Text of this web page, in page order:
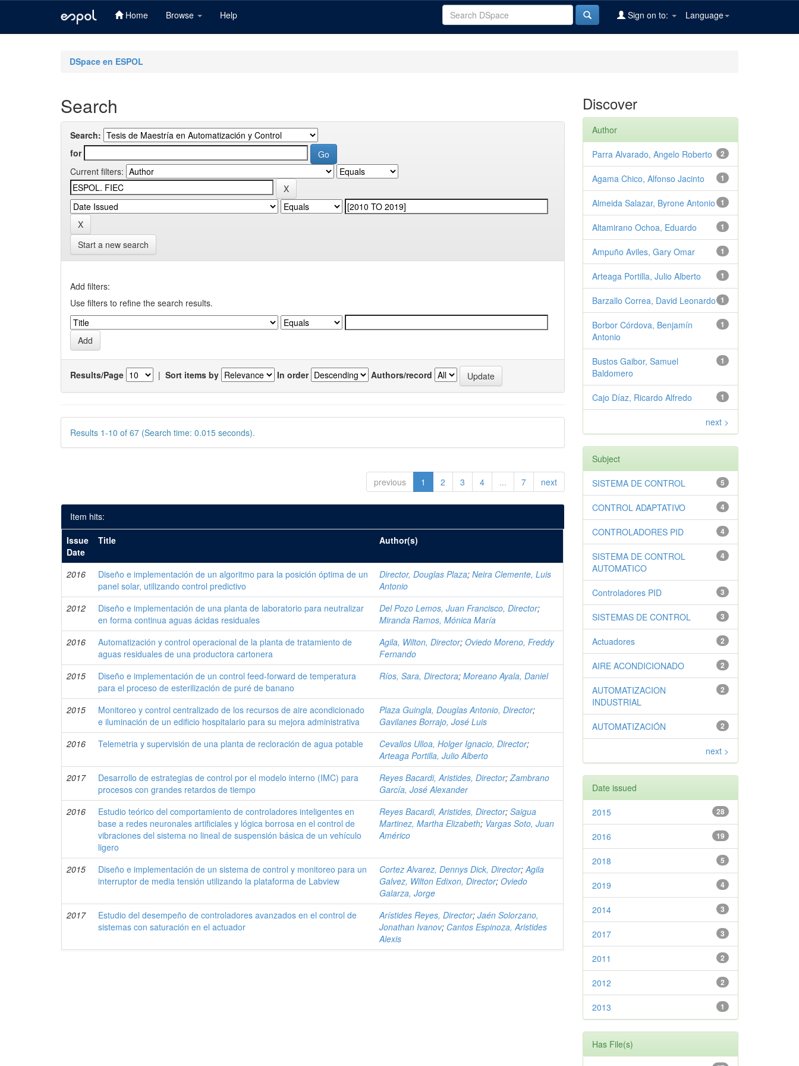
Home Browse Help Language
Sign on to:
DSpace en ESPOL
Search
Search:
for
Current filters:
Start a new search
Add filters:
Use filters to refine the search results.
Results/Page | Sort items by In order Authors/record
Results 1-10 of 67 (Search time: 0.015 seconds).
previous 1 2 3 4 ... 7 next
Item hits:
Issue
Date
Title Author(s)
2016
Diseño e implementación de un algoritmo para la posición óptima de un
panel solar, utilizando control predictivo
Director, Douglas Plaza;Neira Clemente, Luis
Antonio
2012
Diseño e implementación de una planta de laboratorio para neutralizar
en forma continua aguas ácidas residuales
Del Pozo Lemos, Juan Francisco, Director;
Miranda Ramos, Mónica María
2016
Automatización y control operacional de la planta de tratamiento de
aguas residuales de una productora cartonera
Agila, Wilton, Director;Oviedo Moreno, Freddy
Fernando
2015
Diseño e implementación de un control feed-forward de temperatura
para el proceso de esterilización de puré de banano
Ríos, Sara, Directora;Moreano Ayala, Daniel
2015
Monitoreo y control centralizado de los recursos de aire acondicionado
e iluminación de un edificio hospitalario para su mejora administrativa
Plaza Guingla, Douglas Antonio, Director;
Gavilanes Borrajo, José Luis
2016
Telemetria y supervisión de una planta de recloración de agua potable Cevallos Ulloa, Holger Ignacio, Director;
Arteaga Portilla, Julio Alberto
2017
Desarrollo de estrategias de control por el modelo interno (IMC) para
procesos con grandes retardos de tiempo
Reyes Bacardi, Aristides, Director;Zambrano
García, José Alexander
2016
Estudio teórico del comportamiento de controladores inteligentes en
base a redes neuronales artificiales y lógica borrosa en el control de
vibraciones del sistema no lineal de suspensión básica de un vehículo
ligero
Reyes Bacardi, Aristides, Director;Saigua
Martinez, Martha Elizabeth; Vargas Soto, Juan
Américo
2015
Diseño e implementación de un sistema de control y monitoreo para un
interruptor de media tensión utilizando la plataforma de Labview
Cortez Alvarez, Dennys Dick, Director;Agila
Galvez, Wilton Edixon, Director;Oviedo
Galarza, Jorge
2017
Estudio del desempeño de controladores avanzados en el control de
sistemas con saturación en el actuador
Arístides Reyes, Director;Jaén Solorzano,
Jonathan Ivanov; Cantos Espinoza, Aristides
Alexis
Discover
Author
2
Parra Alvarado, Angelo Roberto
1
Agama Chico, Alfonso Jacinto
1
Almeida Salazar, Byrone Antonio
1
Altamirano Ochoa, Eduardo
1
Ampuño Aviles, Gary Omar
1
Arteaga Portilla, Julio Alberto
1
Barzallo Correa, David Leonardo
1
Borbor Córdova, Benjamín
Antonio
1
Bustos Gaibor, Samuel
Baldomero
1
Cajo Díaz, Ricardo Alfredo
next >
Subject
5
SISTEMA DE CONTROL
4
CONTROL ADAPTATIVO
4
CONTROLADORES PID
4
SISTEMA DE CONTROL
AUTOMATICO
3
Controladores PID
3
SISTEMAS DE CONTROL
2
Actuadores
2
AIRE ACONDICIONADO
2
AUTOMATIZACION
INDUSTRIAL
2
AUTOMATIZACIÓN
next >
Date issued
28
2015
19
2016
5
2018
4
2019
3
2014
3
2017
2
2011
2
2012
1
2013
Has File(s)